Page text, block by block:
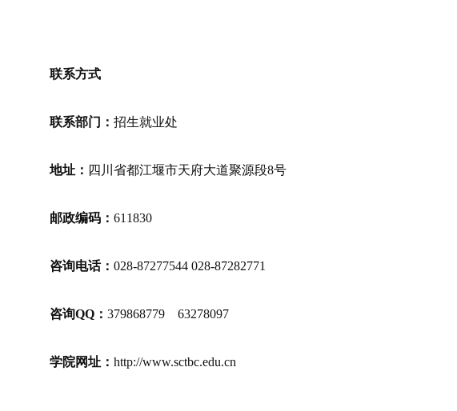
联系方式
联系部门： 招生就业处
地址： 四川省都江堰市天府大道聚源段8号
邮政编码： 611830
咨询电话： 028-87277544 028-87282771
咨询QQ ： 379868779 63278097
学院网址： http://www.sctbc.edu.cn